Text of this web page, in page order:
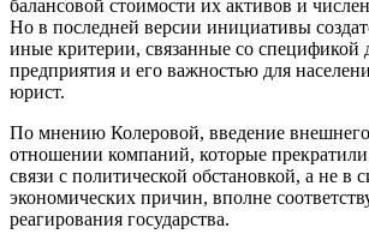
балансовой стоимости их активов и
Но в последней версии инициативы
иные критерии, связанные со спецификой
предприятия и его важностью для
юрист.
По мнению Колеровой, введение
отношении компаний, которые прекратили
связи с политической обстановкой, а не в
экономических причин, вполне
реагирования государства.